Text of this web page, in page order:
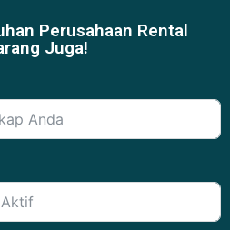
Perusahaan Rental
Juga!